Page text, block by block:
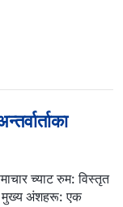
च्याट रुम: विस्तृत
मुख्य अंशहरू: एक